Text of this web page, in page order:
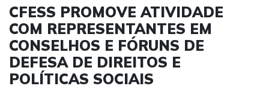
CFESS PROMOVE ATIVIDADE
COM REPRESENTANTES EM
CONSELHOS E FÓRUNS DE
DEFESA DE DIREITOS E
POLÍTICAS SOCIAIS